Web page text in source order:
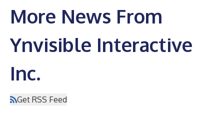
More News From
Ynvisible Interactive
Inc.
Get RSS Feed